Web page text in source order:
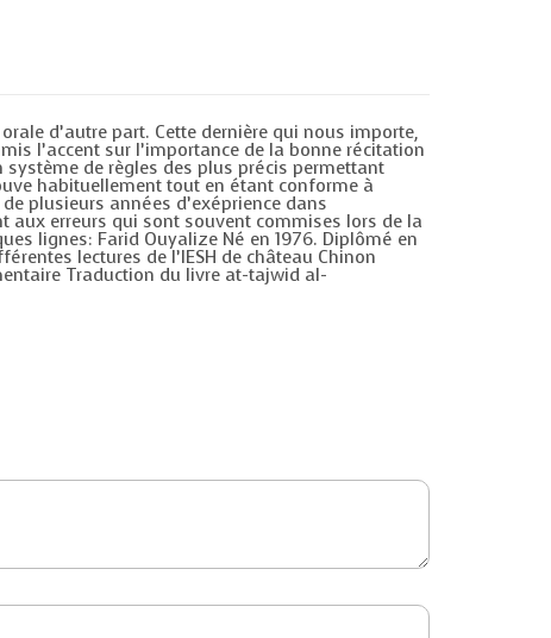
d’autre part. Cette dernière qui nous importe,
l’accent sur l’importance de la bonne récitation
de règles des plus précis permettant
habituellement tout en étant conforme à
plusieurs années d’exéprience dans
aux erreurs qui sont souvent commises lors de la
lignes: Farid Ouyalize Né en 1976. Diplômé en
lectures de l’IESH de château Chinon
Traduction du livre at-tajwid al-